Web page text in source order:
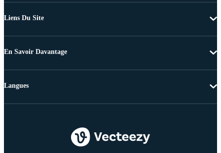
Liens Du Site
En Savoir Davantage
Langues